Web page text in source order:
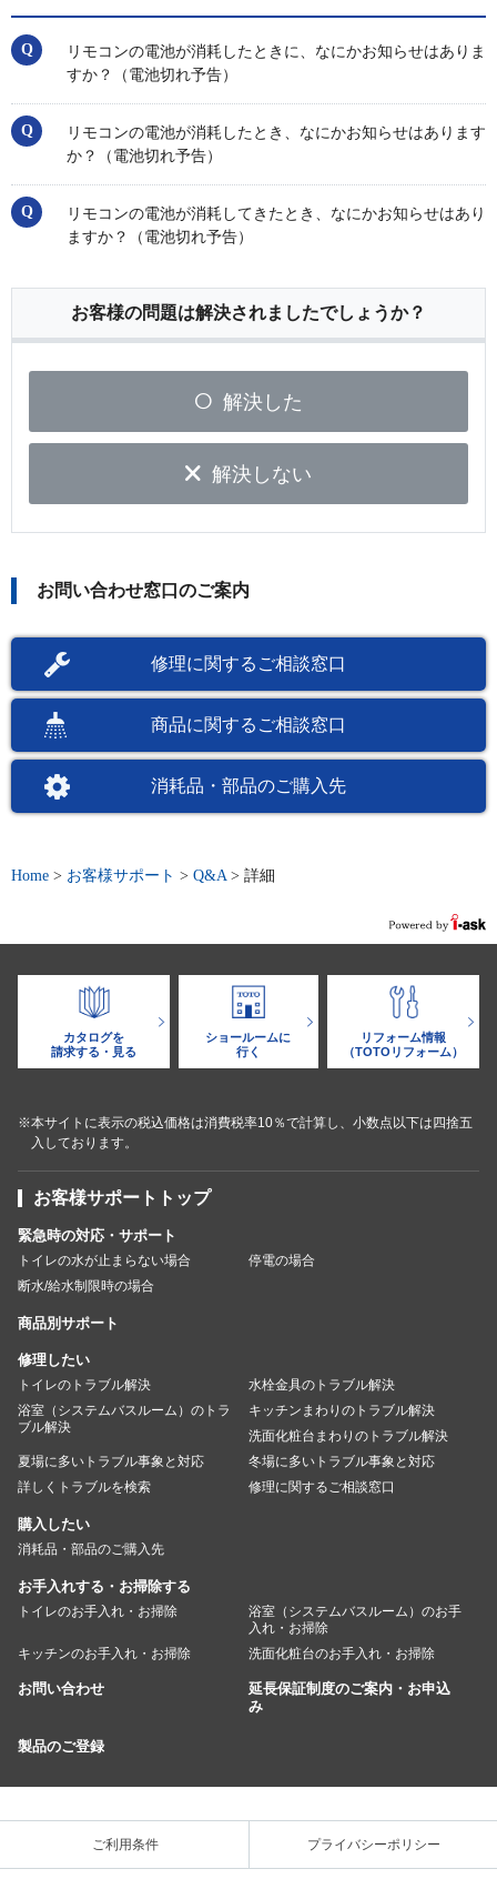
リモコンの電池が消耗したときに、なにかお知らせはありま
すか？（電池切れ予告）
リモコンの電池が消耗したとき、なにかお知らせはあります
か？（電池切れ予告）
リモコンの電池が消耗してきたとき、なにかお知らせはあり
ますか？（電池切れ予告）
お客様の問題は解決されましたでしょうか？
解決した
解決しない
お問い合わせ窓口のご案内
修理に関するご相談窓口
商品に関するご相談窓口
消耗品・部品のご購入先
Home > お客様サポート > Q&A> 詳細
カタログを
請求する・見る
ショールームに
行く
リフォーム情報
（TOTOリフォーム）
※本サイトに表示の税込価格は消費税率10％で計算し、小数点以下は四捨五
入しております。
お客様サポートトップ
緊急時の対応・サポート
トイレの水が止まらない場合
停電の場合
断水/給水制限時の場合
商品別サポート
修理したい
トイレのトラブル解決
水栓金具のトラブル解決
浴室（システムバスルーム）のトラ
ブル解決
キッチンまわりのトラブル解決
洗面化粧台まわりのトラブル解決
夏場に多いトラブル事象と対応
冬場に多いトラブル事象と対応
詳しくトラブルを検索
修理に関するご相談窓口
購入したい
消耗品・部品のご購入先
お手入れする・お掃除する
トイレのお手入れ・お掃除
浴室（システムバスルーム）のお手
入れ・お掃除
キッチンのお手入れ・お掃除
洗面化粧台のお手入れ・お掃除
お問い合わせ
延長保証制度のご案内・お申込
み
製品のご登録
ご利用条件 プライバシーポリシー